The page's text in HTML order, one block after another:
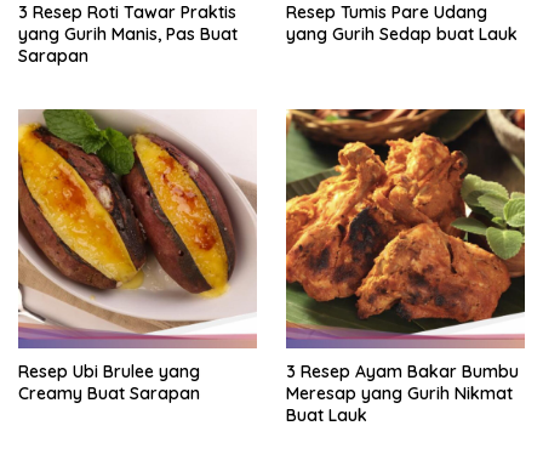
3 Resep Roti Tawar Praktis
yang Gurih Manis, Pas Buat
Sarapan
Resep Tumis Pare Udang
yang Gurih Sedap buat Lauk
Resep Ubi Brulee yang
Creamy Buat Sarapan
3 Resep Ayam Bakar Bumbu
Meresap yang Gurih Nikmat
Buat Lauk